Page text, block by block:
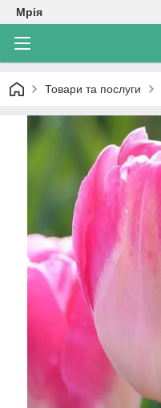
Мрія
Товари та послуги